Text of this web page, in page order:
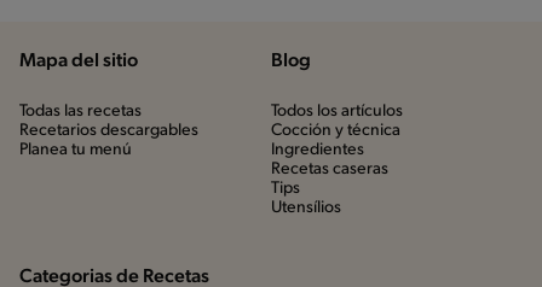
Mapa del sitio
Todas las recetas
Recetarios descargables
Planea tu menú
Blog
Todos los artículos
Cocción y técnica
Ingredientes
Recetas caseras
Tips
Utensílios
Categorias de Recetas